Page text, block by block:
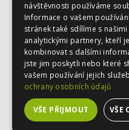
návštěvnosti používáme
Informace o vašem
stránek také sdílíme s
analytickými partnery, kteří
kombinovat s dalšími
jste jim poskytli nebo které
vašem používání jejich
ochrany osobních údajů
VŠE PŘIJMOUT VŠE